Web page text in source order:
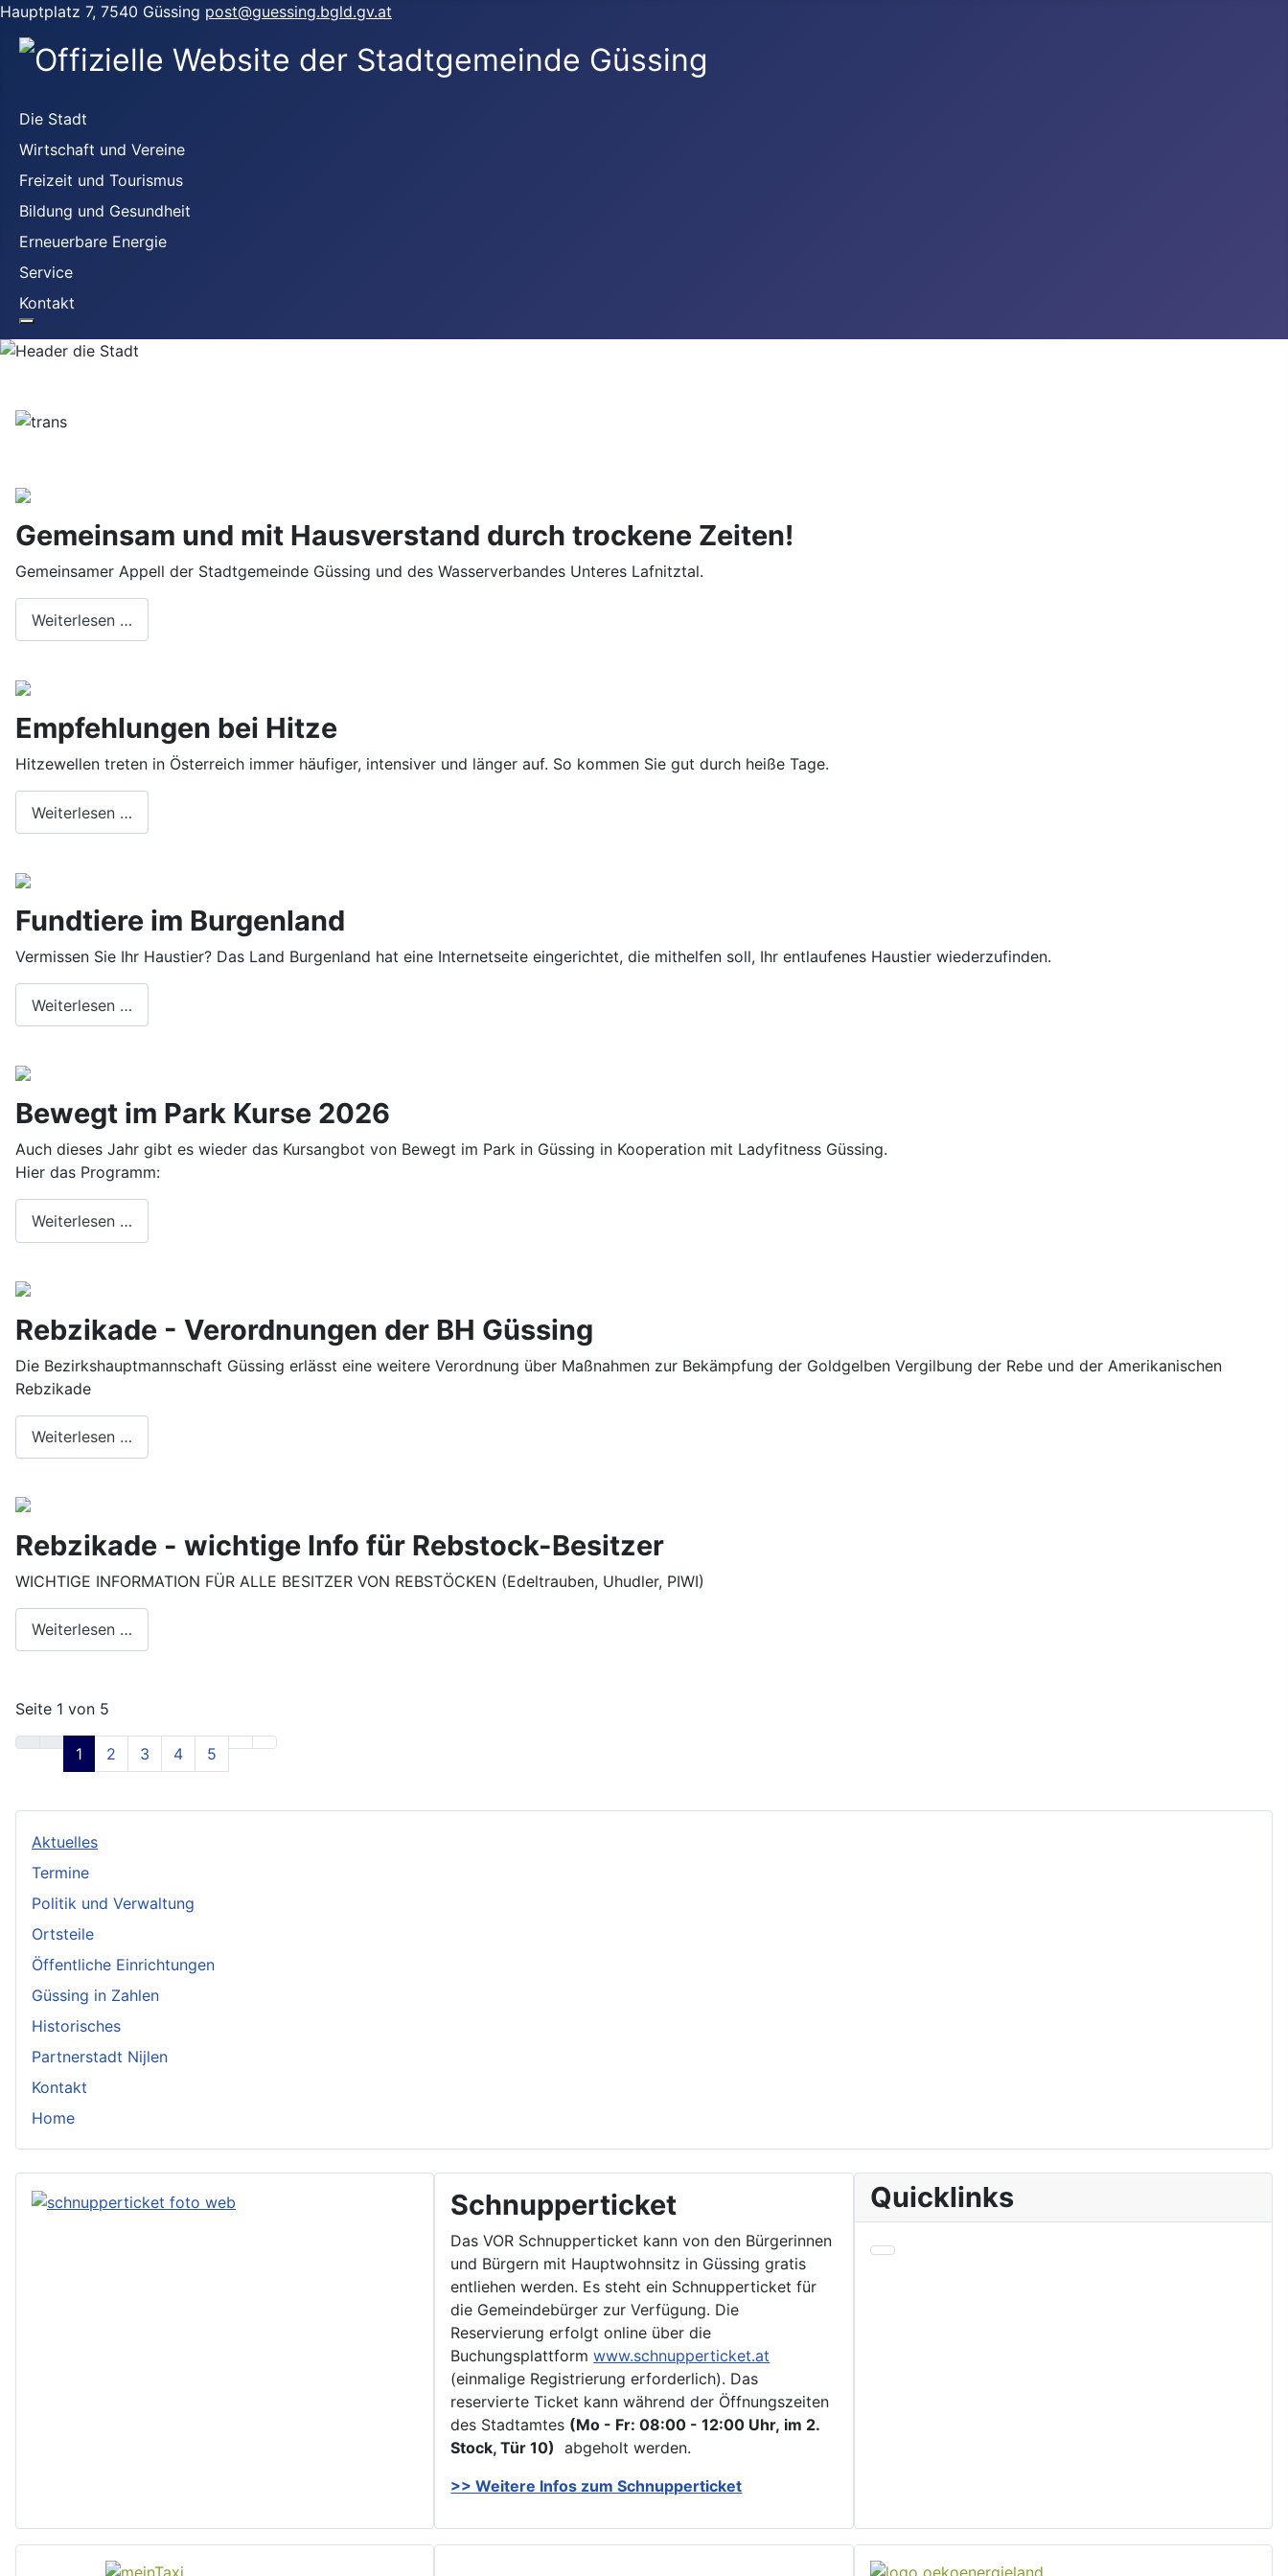
Hauptplatz 7, 7540 Güssing post@guessing.bgld.gv.at
Die Stadt
Wirtschaft und Vereine
Freizeit und Tourismus
Bildung und Gesundheit
Erneuerbare Energie
Service
Kontakt
Aktuelles
Termine
Politik und Verwaltung
Ortsteile
Öffentliche Einrichtungen
Güssing in Zahlen
Historisches
Partnerstadt Nijlen
Kontakt
Home
Gemeinsam und mit Hausverstand durch trockene Zeiten!
Gemeinsamer Appell der Stadtgemeinde Güssing und des Wasserverbandes Unteres Lafnitztal.
Weiterlesen …
Empfehlungen bei Hitze
Hitzewellen treten in Österreich immer häufiger, intensiver und länger auf. So kommen Sie gut durch heiße Tage.
Weiterlesen …
Fundtiere im Burgenland
Vermissen Sie Ihr Haustier? Das Land Burgenland hat eine Internetseite eingerichtet, die mithelfen soll, Ihr entlaufenes Haustier wiederzufinden.
Weiterlesen …
Bewegt im Park Kurse 2026
Auch dieses Jahr gibt es wieder das Kursangbot von Bewegt im Park in Güssing in Kooperation mit Ladyfitness Güssing.
Hier das Programm:
Weiterlesen …
Rebzikade - Verordnungen der BH Güssing
Die Bezirkshauptmannschaft Güssing erlässt eine weitere Verordnung über Maßnahmen zur Bekämpfung der Goldgelben Vergilbung der Rebe und der Amerikanischen
Rebzikade
Weiterlesen …
Rebzikade - wichtige Info für Rebstock-Besitzer
WICHTIGE INFORMATION FÜR ALLE BESITZER VON REBSTÖCKEN (Edeltrauben, Uhudler, PIWI)
Weiterlesen …
Seite 1 von 5
1 2 3 4 5
Schnupperticket
Das VOR Schnupperticket kann von den Bürgerinnen
und Bürgern mit Hauptwohnsitz in Güssing gratis
entliehen werden. Es steht ein Schnupperticket für
die Gemeindebürger zur Verfügung. Die
Reservierung erfolgt online über die
Buchungsplattformwww.schnupperticket.at
(einmalige Registrierung erforderlich). Das
reservierte Ticket kann während der Öffnungszeiten
des Stadtamtes (Mo - Fr: 08:00 - 12:00 Uhr, im 2.
Stock, Tür 10) abgeholt werden.
>> Weitere Infos zum Schnupperticket
Quicklinks